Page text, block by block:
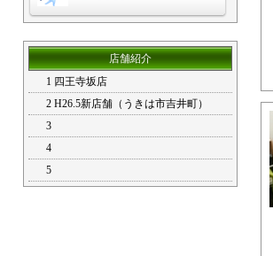
店舗紹介
1 四王寺坂店
2 H26.5新店舗（うきは市吉井町）
3
4
5